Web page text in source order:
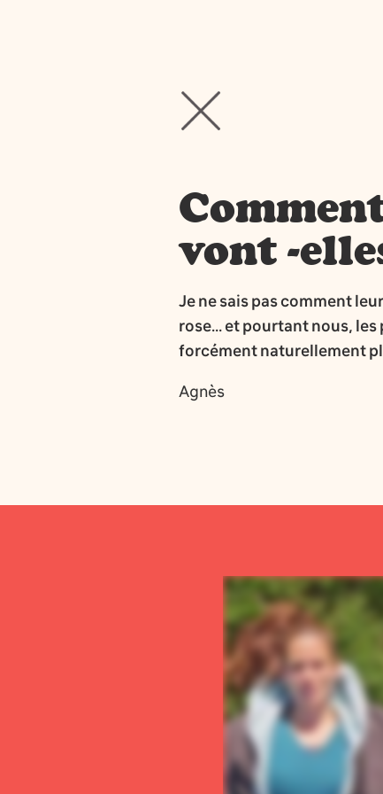
vont -
Je ne sais pas comment
rose... et pourtant nous,
forcément naturellement
Agnès